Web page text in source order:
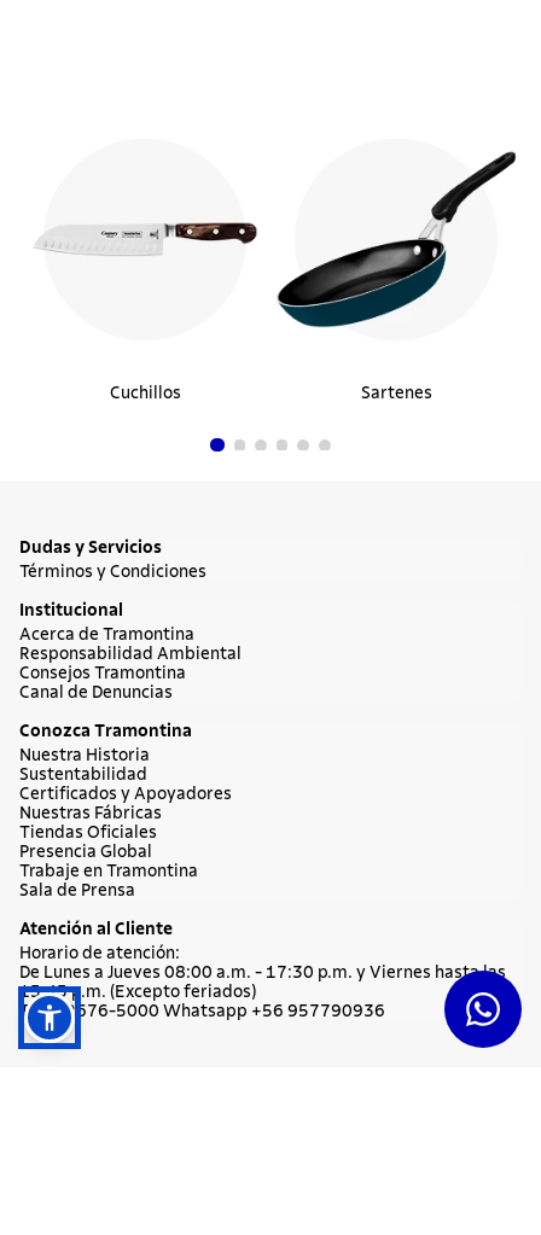
Cuchillos Sartenes
Dudas y Servicios
Términos y Condiciones
Institucional
Acerca de Tramontina
Responsabilidad Ambiental
Consejos Tramontina
Canal de Denuncias
Conozca Tramontina
Nuestra Historia
Sustentabilidad
Certificados y Apoyadores
Nuestras Fábricas
Tiendas Oficiales
Presencia Global
Trabaje en Tramontina
Sala de Prensa
Atención al Cliente
Horario de atención:
De Lunes a Jueves 08:00 a.m. - 17:30 p.m. y Viernes hasta las
15:45 p.m. (Excepto feriados)
Tlf: 2 2676-5000 Whatsapp +56 957790936